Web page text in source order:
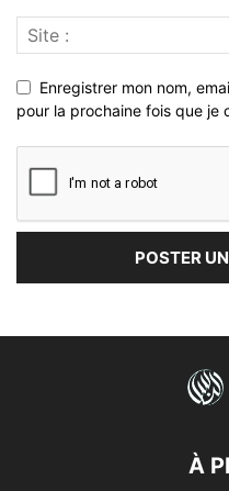
Enregistrer mon nom,
pour la prochaine fois que je
À